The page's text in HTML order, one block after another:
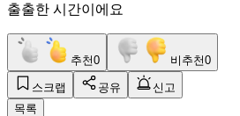
출출한 시간이에요
추천0 비추천0
스크랩 공유
신고
목록